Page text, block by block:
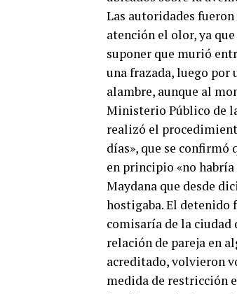
Las autoridades
atención el olor, ya
suponer que murió
una frazada, luego por
alambre, aunque al
Ministerio Público de
realizó el
días», que se confirmó
en principio «no habría
Maydana que desde
hostigaba. El detenido
comisaría de la ciudad
relación de pareja en
acreditado, volvieron
medida de restricción